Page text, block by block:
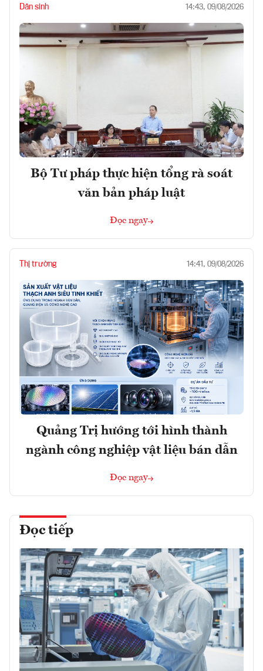
Dân sinh 14:43, 09/08/2026
Bộ Tư pháp thực hiện tổng rà soát
văn bản pháp luật
Đọc ngay
Thị trường 14:41, 09/08/2026
Quảng Trị hướng tới hình thành
ngành công nghiệp vật liệu bán dẫn
Đọc ngay
Đọc tiếp